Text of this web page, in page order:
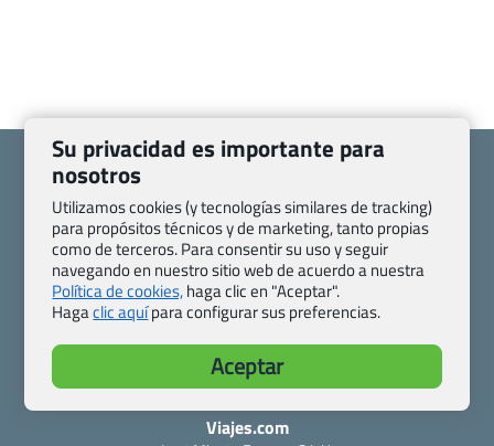
Quienes somos
Contacto
Pasaporte, Visado, Salud y otras disposiciones específicas
Blog de Viajes.com
Registro de agencias
Preguntas frecuentes
Condiciones generales
Política de privacidad y cookies
Todas las páginas – sitemap
Viajes.com
Su privacidad es importante para
nosotros
Utilizamos cookies (y tecnologías similares de tracking)
para propósitos técnicos y de marketing, tanto propias
como de terceros. Para consentir su uso y seguir
navegando en nuestro sitio web de acuerdo a nuestra
Política de cookies,haga clic en "Aceptar".
Hagaclic aquípara configurar sus preferencias.
Aceptar